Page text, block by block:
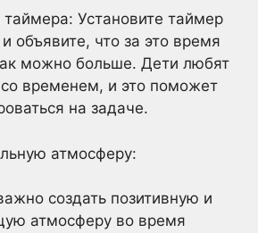
Установите таймер
объявите, что за это время
можно больше. Дети любят
со временем, и это поможет
на задаче.
атмосферу:
создать позитивную и
атмосферу во время